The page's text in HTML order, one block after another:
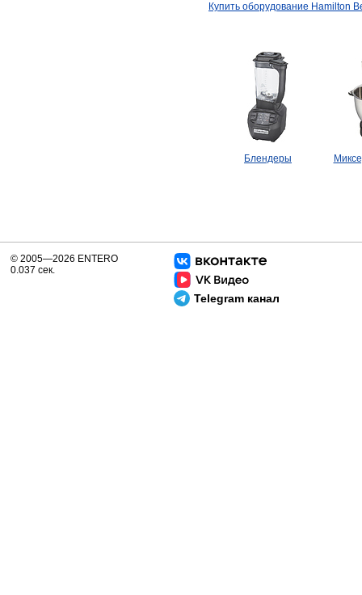
Купить оборудование Hamilton
Блендеры
Telegram канал
© 2005—2026 ENTERO
0.037 сек.